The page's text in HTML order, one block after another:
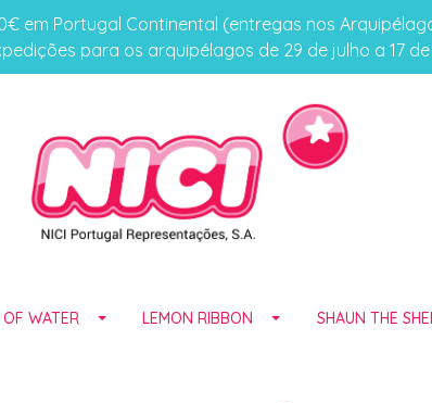
em Portugal Continental (entregas nos
para os arquipélagos de 29 de julho a 17
WATER LEMON RIBBON SHAUN THE